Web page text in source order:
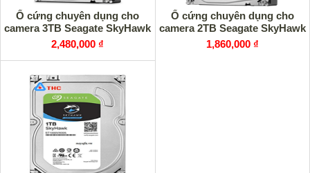
Ổ cứng chuyên dụng cho
camera 3TB Seagate SkyHawk
2,480,000 ₫
Ổ cứng chuyên dụng cho
camera 2TB Seagate SkyHawk
1,860,000 ₫